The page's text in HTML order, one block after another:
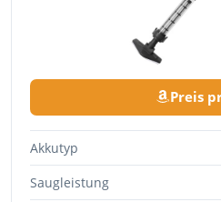
Preis
Akkutyp
Saugleistung